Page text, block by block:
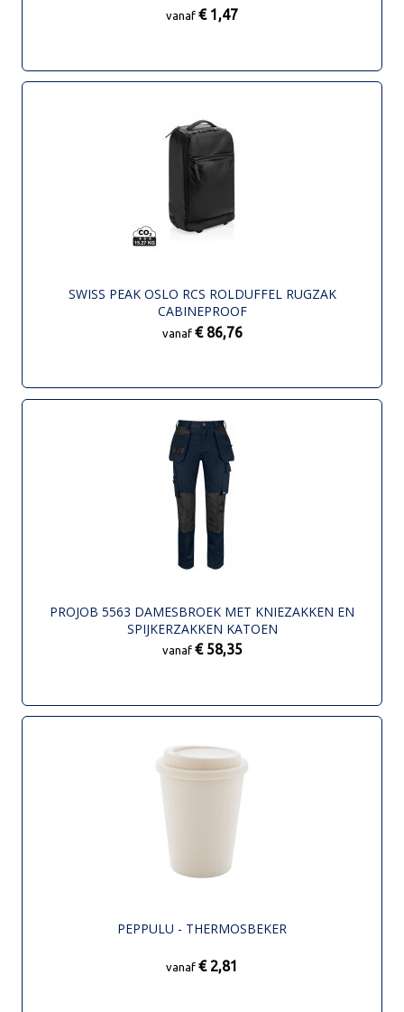
vanaf € 1,47
SWISS PEAK OSLO RCS ROLDUFFEL RUGZAK
CABINEPROOF
vanaf € 86,76
PROJOB 5563 DAMESBROEK MET KNIEZAKKEN EN
SPIJKERZAKKEN KATOEN
vanaf € 58,35
PEPPULU - THERMOSBEKER
vanaf € 2,81